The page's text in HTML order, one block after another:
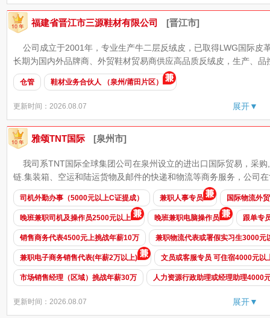
福建省晋江市三源鞋材有限公司 [晋江市]
公司成立于2001年，专业生产牛二层反绒皮，已取得LWG国际皮
长期为国内外品牌商、外贸鞋材贸易商供应高品质反绒皮，生产、品
仓管 鞋材业务合伙人 （泉州/莆田片区）
更新时间：2026.08.07 展开▼
雅颂TNT国际 [泉州市]
我司系TNT国际全球集团公司在泉州设立的进出口国际贸易，采
链.集装箱、空运和陆运货物及邮件的快递和物流等商务服务，公司
司机外勤办事（5000元以上C证提成） 兼职人事专员 国际物流外
晚班兼职司机及操作员2500元以上 晚班兼职电脑操作员 跟单专
销售商务代表4500元上挑战年薪10万 兼职物流代表或署假实习生3000元
兼职电子商务销售代表(年薪2万以上) 文员或客服专员 可住宿4000元以
市场销售经理（区域）挑战年薪30万 人力资源行政助理或经理助理4000
更新时间：2026.08.07 展开▼